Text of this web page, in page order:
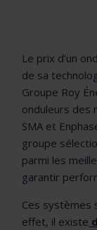
Le prix d’un
de sa
Groupe Roy
onduleurs des
SMA et
groupe
parmi les
garantir
Ces systèmes
effet, il existe